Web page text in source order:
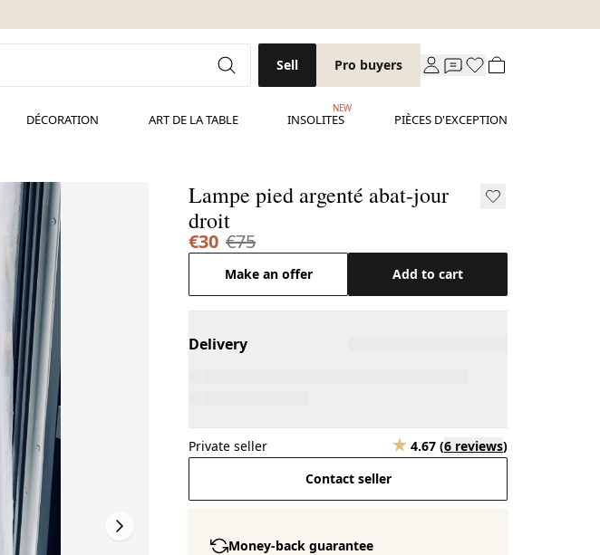
Sell Pro buyers
DÉCORATION ART DE LA TABLE INSOLITES
NEW
PIÈCES D'EXCEPTION
Lampe pied argenté abat-jour
droit
€30 €75
Make an offer Add to cart
Delivery
Private seller 4.67 (6 reviews)
Contact seller
Money-back guarantee